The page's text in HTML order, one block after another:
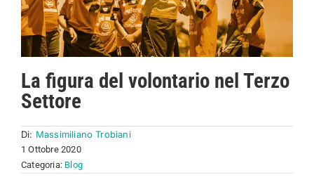
La figura del volontario nel Terzo
Settore
Di: Massimiliano Trobiani
1 Ottobre 2020
Categoria: Blog